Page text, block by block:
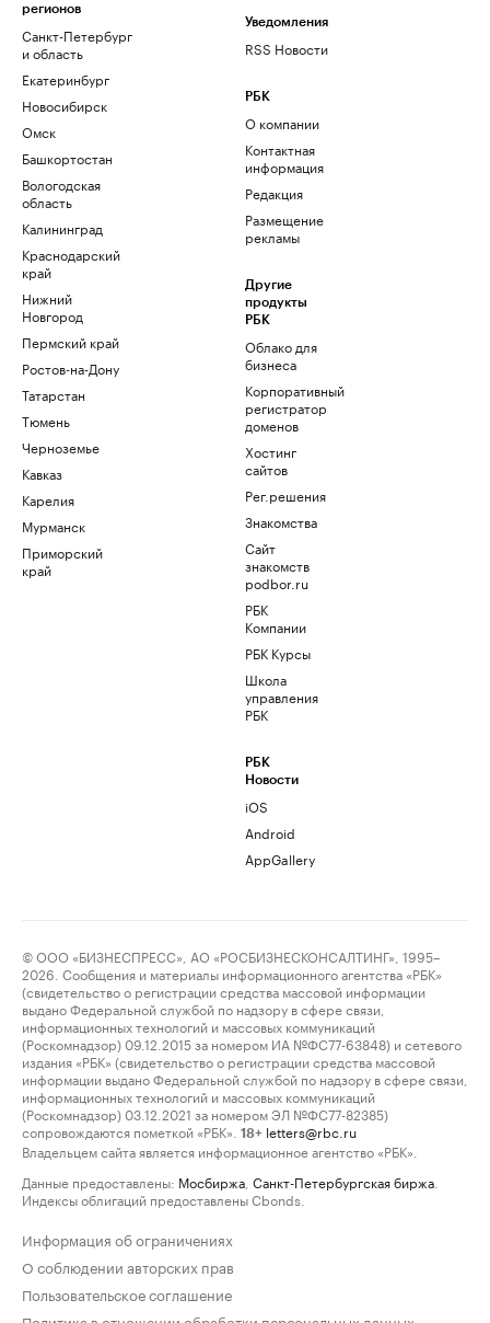
регионов
Санкт-Петербург
и область
Екатеринбург
Новосибирск
Омск
Башкортостан
Вологодская
область
Калининград
Краснодарский
край
Нижний
Новгород
Пермский край
Ростов-на-Дону
Татарстан
Тюмень
Черноземье
Кавказ
Карелия
Мурманск
Приморский
край
Уведомления
RSS Новости
РБК
О компании
Контактная
информация
Редакция
Размещение
рекламы
Другие
продукты
РБК
Облако для
бизнеса
Корпоративный
регистратор
доменов
Хостинг
сайтов
Рег.решения
Знакомства
Сайт
знакомств
podbor.ru
РБК
Компании
РБК Курсы
Школа
управления
РБК
РБК
Новости
iOS
Android
AppGallery
© ООО «БИЗНЕСПРЕСС», АО «РОСБИЗНЕСКОНСАЛТИНГ», 1995–
2026. Сообщения и материалы информационного агентства «РБК»
(свидетельство о регистрации средства массовой информации
выдано Федеральной службой по надзору в сфере связи,
информационных технологий и массовых коммуникаций
(Роскомнадзор) 09.12.2015 за номером ИА №ФС77-63848) и сетевого
издания «РБК» (свидетельство о регистрации средства массовой
информации выдано Федеральной службой по надзору в сфере связи,
информационных технологий и массовых коммуникаций
(Роскомнадзор) 03.12.2021 за номером ЭЛ №ФС77-82385)
сопровождаются пометкой «РБК».
18+ letters@rbc.ru
Владельцем сайта является информационное агентство «РБК».
Данные предоставлены: Мосбиржа Санкт-Петербургская биржа
Индексы облигаций предоставлены Cbonds.
Информация об ограничениях
О соблюдении авторских прав
Пользовательское соглашение